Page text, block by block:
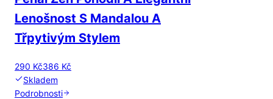
Lenošnost S Mandalou A
Třpytivým Stylem
290 Kč386 Kč
Skladem
Podrobnosti